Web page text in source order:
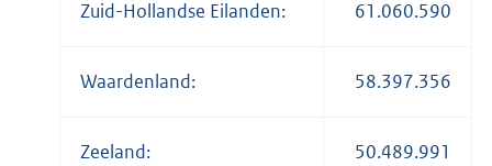
Zuid-Hollandse Eilanden: 61.060.590
Waardenland: 58.397.356
Zeeland: 50.489.991